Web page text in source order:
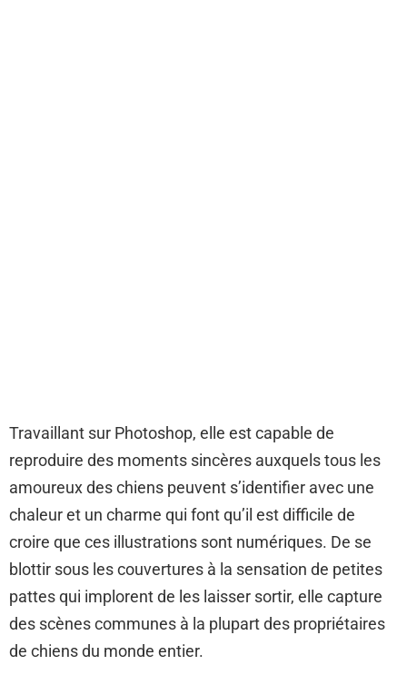
Travaillant sur Photoshop, elle est capable de
reproduire des moments sincères auxquels tous les
amoureux des chiens peuvent s’identifier avec une
chaleur et un charme qui font qu’il est difficile de
croire que ces illustrations sont numériques. De se
blottir sous les couvertures à la sensation de petites
pattes qui implorent de les laisser sortir, elle capture
des scènes communes à la plupart des propriétaires
de chiens du monde entier.